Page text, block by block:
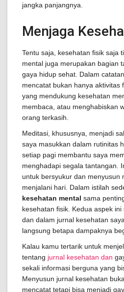
jangka panjangnya.
Menjaga
Tentu saja, kesehatan fisik saja
mental juga merupakan bagian
gaya hidup sehat. Dalam
mencatat bukan hanya aktivitas
yang mendukung kesehatan
membaca, atau menghabiskan
orang terkasih.
Meditasi, khususnya, menjadi
saya masukkan dalam rutinitas
setiap pagi membantu saya
menghadapi segala tantangan.
untuk bersyukur dan menyusun
menjalani hari. Dalam istilah
kesehatan mental sama
kesehatan fisik. Kedua aspek ini
dan dalam jurnal kesehatan
langsung betapa dampaknya
Kalau kamu tertarik untuk
tentang jurnal kesehatan dan
sekali informasi berguna yang
Menyusun jurnal kesehatan
mencatat tetapi bisa menjadi